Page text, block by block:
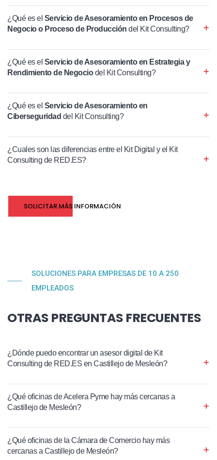
¿Qué es el Servicio de Asesoramiento en Procesos de
Negocio o Proceso de Producción del Kit Consulting?
¿Qué es el Servicio de Asesoramiento en Estrategia y
Rendimiento de Negociodel Kit Consulting?
¿Qué es el Servicio de Asesoramiento en
Ciberseguridad del Kit Consulting?
¿Cuales son las diferencias entre el Kit Digital y el Kit
Consulting de RED.ES?
SOLICITAR MÁS INFORMACIÓN
SOLUCIONES PARA EMPRESAS DE 10 A 250
EMPLEADOS
OTRAS PREGUNTAS FRECUENTES
¿Dónde puedo encontrar un asesor digital de Kit
Consulting de RED.ES en Castillejo de Mesleón?
¿Qué oficinas de Acelera Pyme hay más cercanas a
Castillejo de Mesleón?
¿Qué oficinas de la Cámara de Comercio hay más
cercanas a Castillejo de Mesleón?